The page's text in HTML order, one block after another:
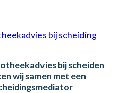
bij scheiden
wij samen met een